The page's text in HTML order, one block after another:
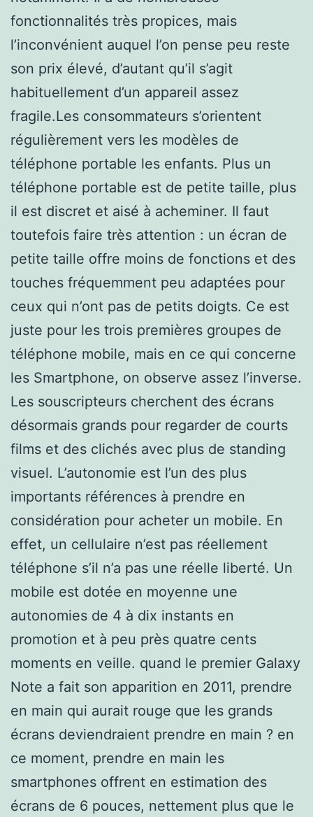
fonctionnalités très propices, mais
l’inconvénient auquel l’on pense peu reste
son prix élevé, d’autant qu’il s’agit
habituellement d’un appareil assez
fragile.Les consommateurs s’orientent
régulièrement vers les modèles de
téléphone portable les enfants. Plus un
téléphone portable est de petite taille, plus
il est discret et aisé à acheminer. Il faut
toutefois faire très attention : un écran de
petite taille offre moins de fonctions et des
touches fréquemment peu adaptées pour
ceux qui n’ont pas de petits doigts. Ce est
juste pour les trois premières groupes de
téléphone mobile, mais en ce qui concerne
les Smartphone, on observe assez l’inverse.
Les souscripteurs cherchent des écrans
désormais grands pour regarder de courts
films et des clichés avec plus de standing
visuel. L’autonomie est l’un des plus
importants références à prendre en
considération pour acheter un mobile. En
effet, un cellulaire n’est pas réellement
téléphone s’il n’a pas une réelle liberté. Un
mobile est dotée en moyenne une
autonomies de 4 à dix instants en
promotion et à peu près quatre cents
moments en veille. quand le premier Galaxy
Note a fait son apparition en 2011, prendre
en main qui aurait rouge que les grands
écrans deviendraient prendre en main ? en
ce moment, prendre en main les
smartphones offrent en estimation des
écrans de 6 pouces, nettement plus que le